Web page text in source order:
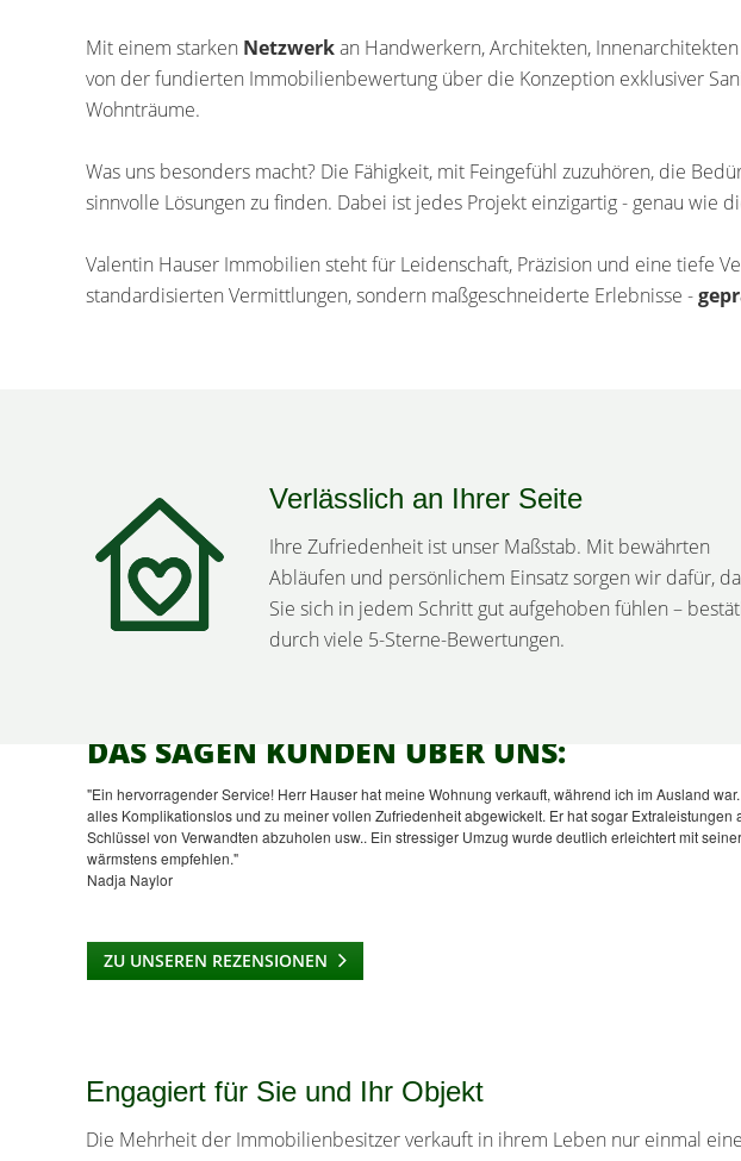
Mit einem starken Netzwerkan Handwerkern, Architekten,
von der fundierten Immobilienbewertung über die Konzeption exklusiver
Wohnträume.
Was uns besonders macht? Die Fähigkeit, mit Feingefühl zuzuhören, die
sinnvolle Lösungen zu finden. Dabei ist jedes Projekt einzigartig - genau wie
Valentin Hauser Immobilien steht für Leidenschaft, Präzision und eine tiefe
standardisierten Vermittlungen, sondern maßgeschneiderte Erlebnisse -
Verlässlich an Ihrer Seite
Ihre Zufriedenheit ist unser Maßstab. Mit bewährten
Abläufen und persönlichem Einsatz sorgen wir dafür,
Sie sich in jedem Schritt gut aufgehoben fühlen –
durch viele 5-Sterne-Bewertungen.
DAS SAGEN KUNDEN ÜBER UNS:
"Ein hervorragender Service! Herr Hauser hat meine Wohnung verkauft, während ich im Ausland
alles Komplikationslos und zu meiner vollen Zufriedenheit abgewickelt. Er hat sogar Extraleistungen
Schlüssel von Verwandten abzuholen usw.. Ein stressiger Umzug wurde deutlich erleichtert mit
wärmstens empfehlen."
Nadja Naylor
ZU UNSEREN REZENSIONEN
Engagiert für Sie und Ihr Objekt
Die Mehrheit der Immobilienbesitzer verkauft in ihrem Leben nur einmal